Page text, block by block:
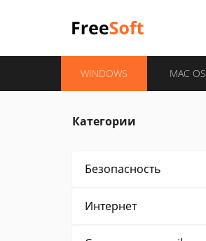
WINDOWS MAC OS
Категории
Безопасность
Интернет